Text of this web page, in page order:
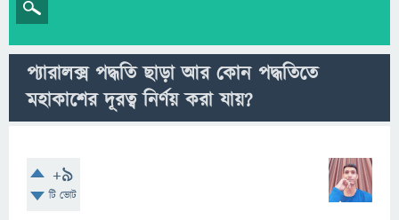
প্যারালক্স পদ্ধতি ছাড়া আর কোন পদ্ধতিতে
মহাকাশের দূরত্ব নির্ণয় করা যায়?
+9
টি ভোট